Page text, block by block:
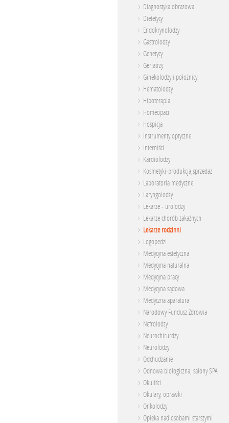
Diagnostyka obrazowa
Dietetycy
Endokrynolodzy
Gastrolodzy
Genetycy
Geriatrzy
Ginekolodzy i położnicy
Hematolodzy
Hipoterapia
Homeopaci
Hospicja
Instrumenty optyczne
Interniści
Kardiolodzy
Kosmetyki-produkcja,sprzedaż
Laboratoria medyczne
Laryngolodzy
Lekarze - urolodzy
Lekarze chorób zakaźnych
Lekarze rodzinni
Logopedzi
Medycyna estetyczna
Medycyna naturalna
Medycyna pracy
Medycyna sądowa
Medyczna aparatura
Narodowy Fundusz Zdrowia
Nefrolodzy
Neurochirurdzy
Neurolodzy
Odchudzanie
Odnowa biologiczna, salony SPA
Okuliści
Okulary, oprawki
Onkolodzy
Opieka nad osobami starszymi